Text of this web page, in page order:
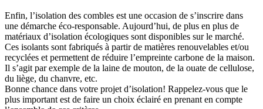
Enfin, l’isolation des combles est une occasion de s’inscrire dans
une démarche éco-responsable. Aujourd’hui, de plus en plus de
matériaux d’isolation écologiques sont disponibles sur le marché.
Ces isolants sont fabriqués à partir de matières renouvelables et/ou
recyclées et permettent de réduire l’empreinte carbone de la maison.
Il s’agit par exemple de la laine de mouton, de la ouate de cellulose,
du liège, du chanvre, etc.
Bonne chance dans votre projet d’isolation! Rappelez-vous que le
plus important est de faire un choix éclairé en prenant en compte